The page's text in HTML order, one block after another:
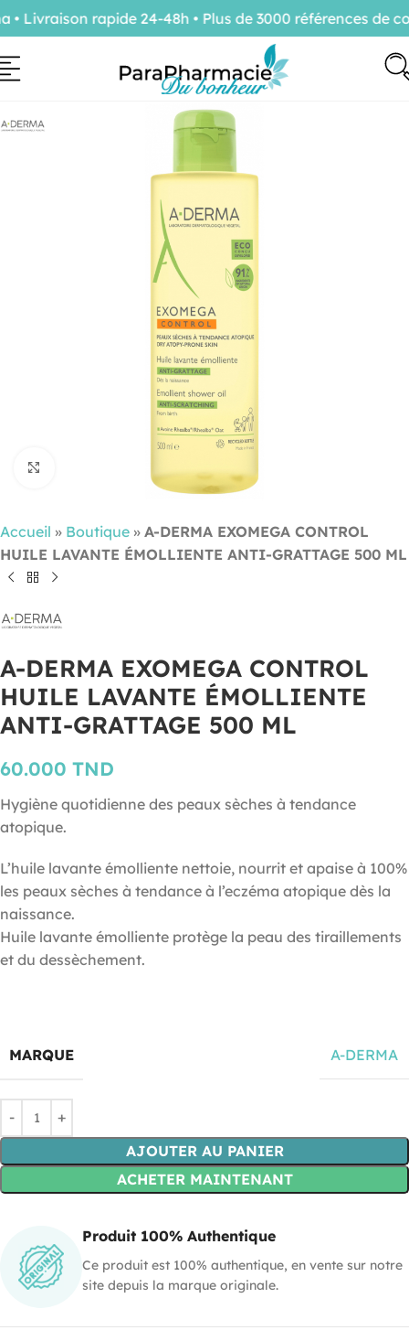
Accueil » Boutique » A-DERMA EXOMEGA CONTROL
HUILE LAVANTE ÉMOLLIENTE ANTI-GRATTAGE 500 ML
A-DERMA EXOMEGA CONTROL
HUILE LAVANTE ÉMOLLIENTE
ANTI-GRATTAGE 500 ML
60.000 TND
Hygiène quotidienne des peaux sèches à tendance
atopique.
L’huile lavante émolliente nettoie, nourrit et apaise à 100%
les peaux sèches à tendance à l’eczéma atopique dès la
naissance.
Huile lavante émolliente protège la peau des tiraillements
et du dessèchement.
MARQUE A-DERMA
AJOUTER AU PANIER
ACHETER MAINTENANT
Produit 100% Authentique
Ce produit est 100% authentique, en vente sur notre
site depuis la marque originale.
rapide 24-48h • Plus de 3000 références de